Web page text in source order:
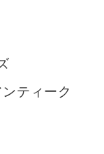
ティーク